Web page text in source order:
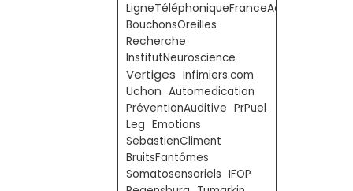
LigneTéléphoniqueFranceAcouphènes
BouchonsOreilles
Recherche
InstitutNeuroscience
Vertiges Infimiers.com
Uchon Automedication
PréventionAuditive PrPuel
Leg Emotions
SebastienCliment
BruitsFantômes
Somatosensoriels IFOP